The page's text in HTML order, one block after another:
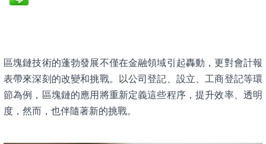
區塊鏈技術的蓬勃發展不僅在金融領域引起轟動，更對會計報
表帶來深刻的改變和挑戰。以公司登記、設立、工商登記等環
節為例，區塊鏈的應用將重新定義這些程序，提升效率、透明
度，然而，也伴隨著新的挑戰。